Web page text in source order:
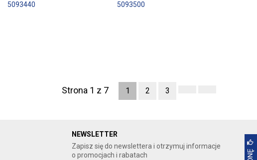
5093440
5093500
Strona 1 z 7 1 2 3
NEWSLETTER
Zapisz się do newslettera i otrzymuj informacje
o promocjach i rabatach